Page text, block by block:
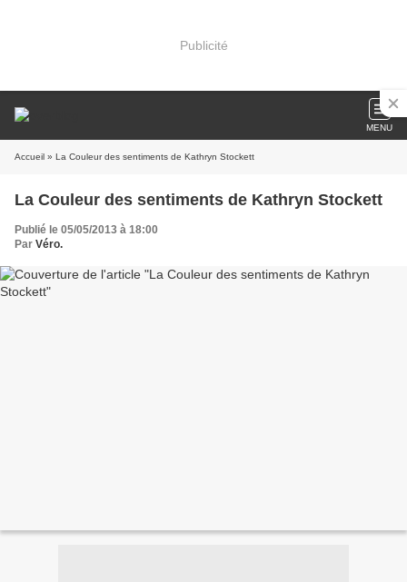
Publicité
MENU
Accueil » La Couleur des sentiments de Kathryn Stockett
La Couleur des sentiments de Kathryn Stockett
Publié le 05/05/2013 à 18:00
Par Véro.